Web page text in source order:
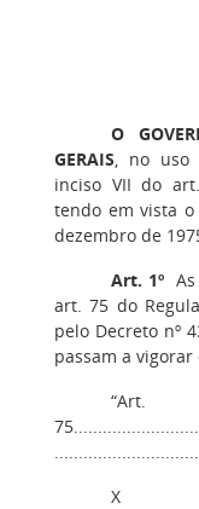
O
GERAIS, no uso
inciso VII do
tendo em vista
dezembro de
Art. 1º
art. 75 do
pelo Decreto nº
passam a
“Art.